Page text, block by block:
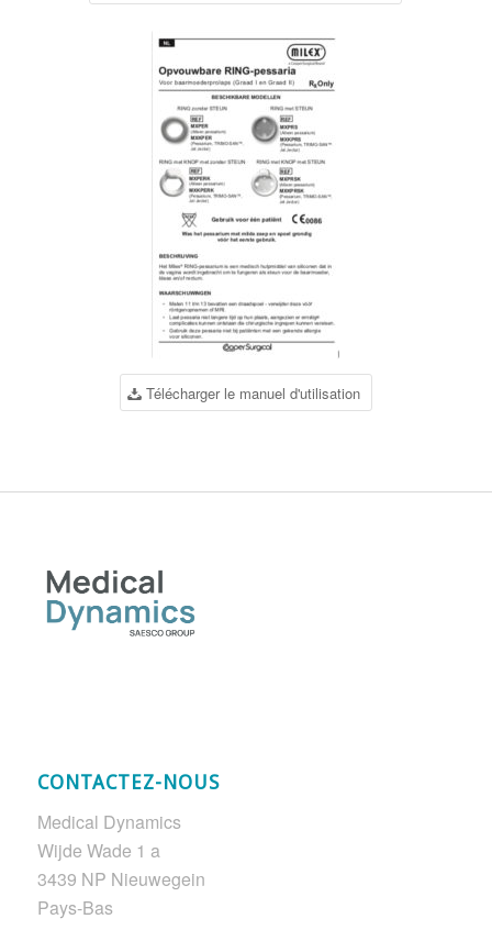
Télécharger le manuel d'utilisation
CONTACTEZ-NOUS
Medical Dynamics
Wijde Wade 1 a
3439 NP Nieuwegein
Pays-Bas